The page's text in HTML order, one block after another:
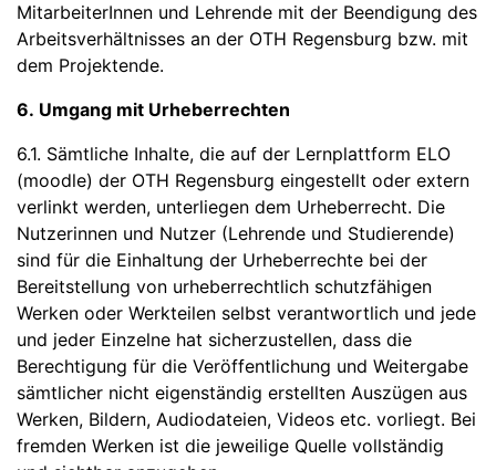
MitarbeiterInnen und Lehrende mit der Beendigung des
Arbeitsverhältnisses an der OTH Regensburg bzw. mit
dem Projektende.
6. Umgang mit Urheberrechten
6.1. Sämtliche Inhalte, die auf der Lernplattform ELO
(moodle) der OTH Regensburg eingestellt oder extern
verlinkt werden, unterliegen dem Urheberrecht. Die
Nutzerinnen und Nutzer (Lehrende und Studierende)
sind für die Einhaltung der Urheberrechte bei der
Bereitstellung von urheberrechtlich schutzfähigen
Werken oder Werkteilen selbst verantwortlich und jede
und jeder Einzelne hat sicherzustellen, dass die
Berechtigung für die Veröffentlichung und Weitergabe
sämtlicher nicht eigenständig erstellten Auszügen aus
Werken, Bildern, Audiodateien, Videos etc. vorliegt. Bei
fremden Werken ist die jeweilige Quelle vollständig